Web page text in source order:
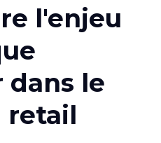
l'enjeu
dans le
retail